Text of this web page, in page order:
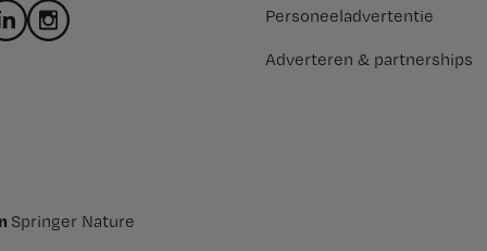
Personeeladvertentie
Adverteren & partnerships
Springer Nature